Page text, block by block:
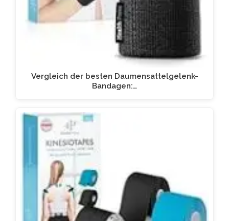
Vergleich der besten Daumensattelgelenk-
Bandagen:…